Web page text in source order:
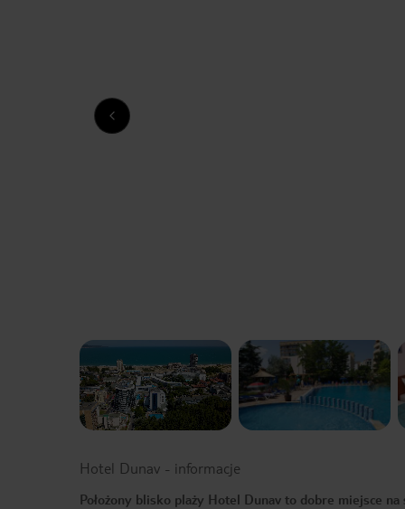
Previous slide
Hotel Dunav - informacje
Położony blisko plaży Hotel Dunav to dobre miejsce